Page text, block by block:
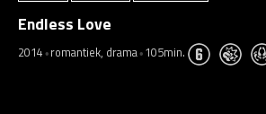
Endless Love
2014 romantiek, drama 105min.